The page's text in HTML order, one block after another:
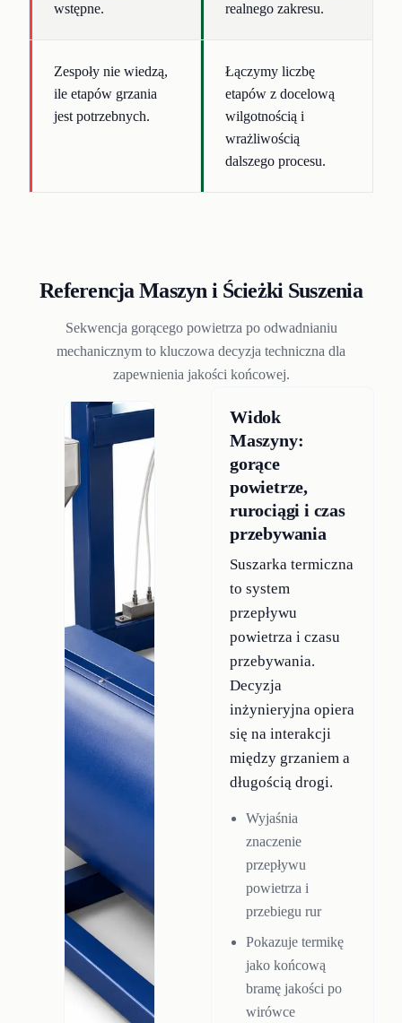
wstępne.
realnego zakresu.
Zespoły nie wiedzą,
ile etapów grzania
jest potrzebnych.
Łączymy liczbę
etapów z docelową
wilgotnością i
wrażliwością
dalszego procesu.
Referencja Maszyn i Ścieżki Suszenia
Sekwencja gorącego powietrza po odwadnianiu
mechanicznym to kluczowa decyzja techniczna dla
zapewnienia jakości końcowej.
Widok
Maszyny:
gorące
powietrze,
rurociągi i czas
przebywania
Suszarka termiczna
to system
przepływu
powietrza i czasu
przebywania.
Decyzja
inżynieryjna opiera
się na interakcji
między grzaniem a
długością drogi.
Wyjaśnia
znaczenie
przepływu
powietrza i
przebiegu rur
Pokazuje termikę
jako końcową
bramę jakości po
wirówce